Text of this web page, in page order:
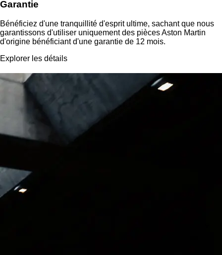
Garantie
Bénéficiez d'une tranquillité d'esprit ultime, sachant que nous
garantissons d'utiliser uniquement des pièces Aston Martin
d'origine bénéficiant d'une garantie de 12 mois.
Explorer les détails